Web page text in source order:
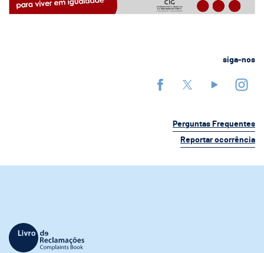
siga-nos
Perguntas Frequentes
Reportar ocorrência